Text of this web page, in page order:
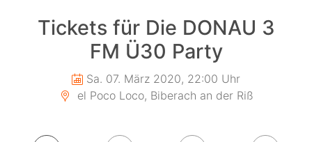
Tickets für Die DONAU 3
FM Ü30 Party
Sa. 07. März 2020, 22:00 Uhr
el Poco Loco, Biberach an der Riß